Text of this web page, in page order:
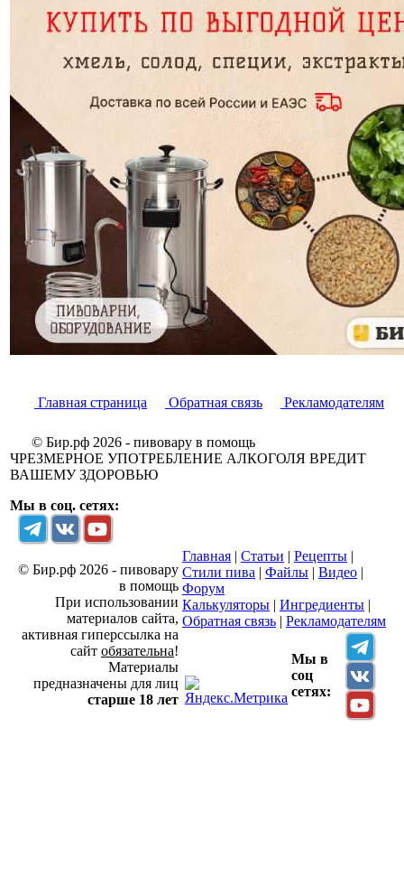
Главная страница Обратная связь Рекламодателям
© Бир.рф 2026 - пивовару в помощь
ЧРЕЗМЕРНОЕ УПОТРЕБЛЕНИЕ АЛКОГОЛЯ ВРЕДИТ
ВАШЕМУ ЗДОРОВЬЮ
Мы в соц. сетях:
© Бир.рф 2026 - пивовару
в помощь
При использовании
материалов сайта,
активная гиперссылка на
сайт обязательна!
Материалы
предназначены для лиц
старше 18 лет
Главная | Статьи | Рецепты |
Стили пива | Файлы | Видео |
Форум
Калькуляторы | Ингредиенты |
Обратная связь | Рекламодателям
Мы в
соц
сетях: